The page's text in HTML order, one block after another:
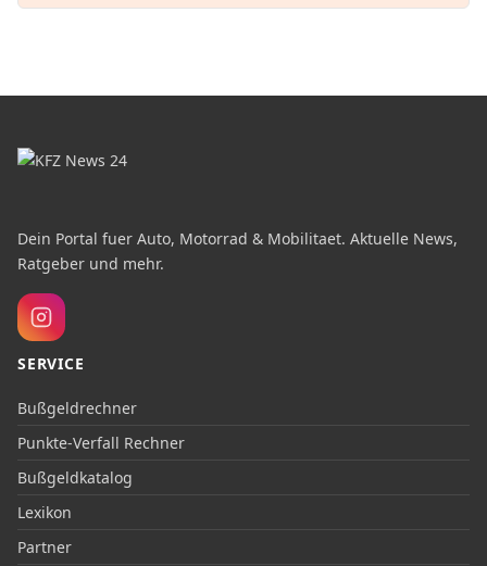
Dein Portal fuer Auto, Motorrad & Mobilitaet. Aktuelle News,
Ratgeber und mehr.
SERVICE
Bußgeldrechner
Punkte-Verfall Rechner
Bußgeldkatalog
Lexikon
Partner